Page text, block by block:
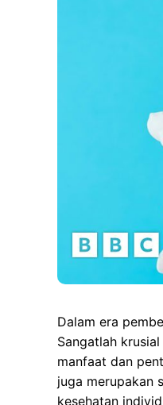
Dalam era
Sangatlah
manfaat dan
juga merupakan
kesehatan